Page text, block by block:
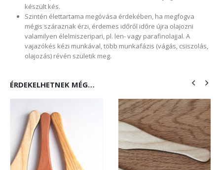
készült kés.
Szintén élettartama megóvása érdekében, ha megfogva
mégis száraznak érzi, érdemes időről időre újra olajozni
valamilyen élelmiszeripari, pl. len- vagy parafinolajjal. A
vajazókés kézi munkával, több munkafázis (vágás, csiszolás,
olajozás) révén születik meg.
ÉRDEKELHETNEK MÉG…